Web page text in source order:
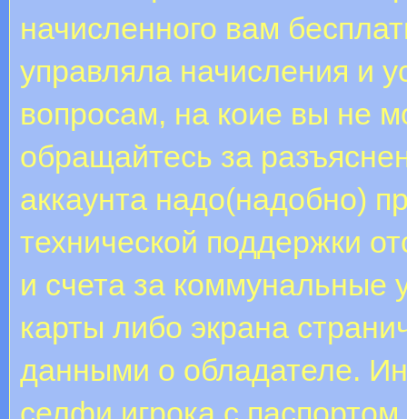
начисленного вам
управляла начисления и
вопросам, на коие вы не
обращайтесь за
аккаунта надо(надобно)
технической поддержки
и счета за коммунальные
карты либо экрана
данными о обладателе.